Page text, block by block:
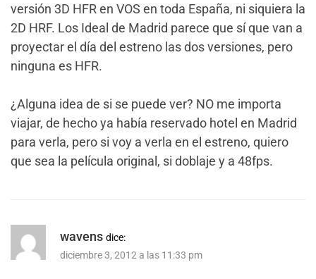
versión 3D HFR en VOS en toda España, ni siquiera la
2D HRF. Los Ideal de Madrid parece que sí que van a
proyectar el día del estreno las dos versiones, pero
ninguna es HFR.
¿Alguna idea de si se puede ver? NO me importa
viajar, de hecho ya había reservado hotel en Madrid
para verla, pero si voy a verla en el estreno, quiero
que sea la película original, si doblaje y a 48fps.
wavens dice:
diciembre 3, 2012 a las 11:33 pm